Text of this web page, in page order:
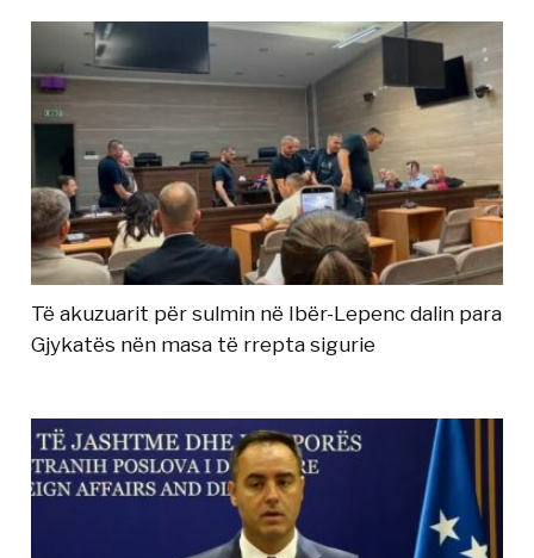
Të akuzuarit për sulmin në Ibër-Lepenc dalin para
Gjykatës nën masa të rrepta sigurie